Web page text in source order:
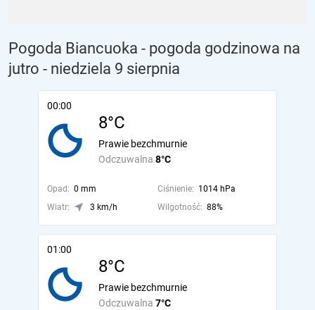
Pogoda Biancuoka - pogoda godzinowa na
jutro - niedziela 9 sierpnia
00:00
8°C
Odczuwalna 8°C
Prawie bezchmurnie
Opad: 0 mm Ciśnienie: 1014 hPa
Wiatr:
3 km/h Wilgotność: 88%
01:00
8°C
Odczuwalna 7°C
Prawie bezchmurnie